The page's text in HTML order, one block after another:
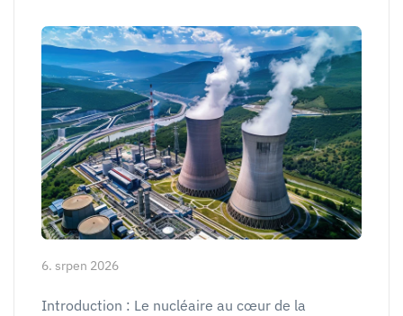
6. srpen 2026
Introduction : Le nucléaire au cœur de la